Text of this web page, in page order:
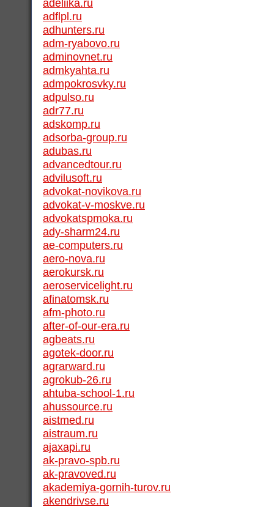
adeliika.ru
adflpl.ru
adhunters.ru
adm-ryabovo.ru
adminovnet.ru
admkyahta.ru
admpokrosvky.ru
adpulso.ru
adr77.ru
adskomp.ru
adsorba-group.ru
adubas.ru
advancedtour.ru
advilusoft.ru
advokat-novikova.ru
advokat-v-moskve.ru
advokatspmoka.ru
ady-sharm24.ru
ae-computers.ru
aero-nova.ru
aerokursk.ru
aeroservicelight.ru
afinatomsk.ru
afm-photo.ru
after-of-our-era.ru
agbeats.ru
agotek-door.ru
agrarward.ru
agrokub-26.ru
ahtuba-school-1.ru
ahussource.ru
aistmed.ru
aistraum.ru
ajaxapi.ru
ak-pravo-spb.ru
ak-pravoved.ru
akademiya-gornih-turov.ru
akendrivse.ru